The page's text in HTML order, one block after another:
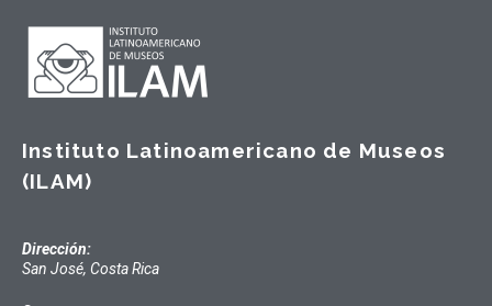
Instituto Latinoamericano de Museos
(ILAM)
Dirección:
San José, Costa Rica